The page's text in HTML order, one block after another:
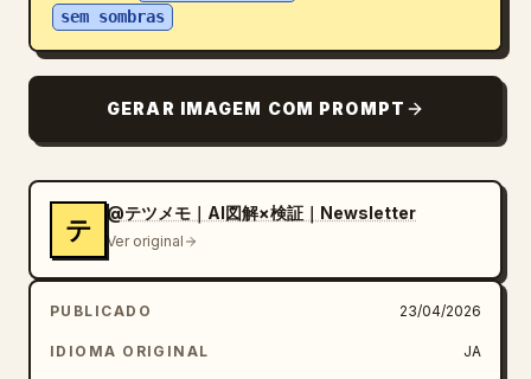
Blogue
Atualizações
sem sombras
GERAR IMAGEM COM PROMPT
テ
@テツメモ｜AI図解×検証｜Newsletter
Ver original
PUBLICADO 23/04/2026
IDIOMA ORIGINAL JA